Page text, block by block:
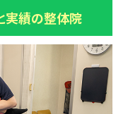
実績の整体院